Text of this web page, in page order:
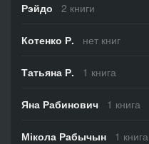
Рэйдо 2 книги
Котенко Р. нет книг
Татьяна Р. 1 книга
Яна Рабинович 1 книга
Мікола Рабычын 1 книга